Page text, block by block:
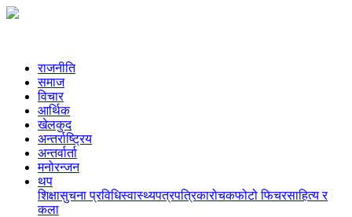
राजनीति
समाज
विचार
आर्थिक
खेलकुद
अन्तर्राष्ट्रिय
अन्तर्वार्ता
मनोरन्जन
थप
शिक्षासुचना प्रविधिस्वास्थ्यपत्रपत्रिकारोचकफोटो फिचरसाहित्य र
कला